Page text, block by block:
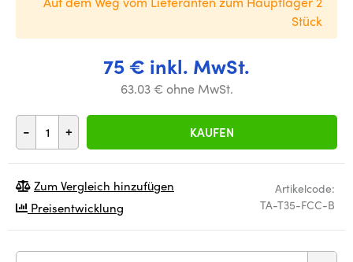
75 € inkl. MwSt.
63.03 € ohne MwSt.
- + KAUFEN
Stück
Artikelcode:
TA-T35-FCC-B
Zum Vergleich hinzufügen
Preisentwicklung